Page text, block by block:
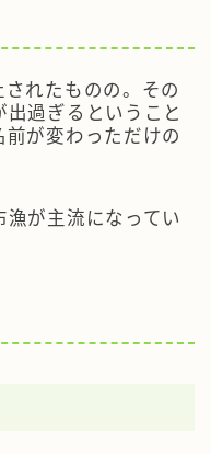
れたものの。その
過ぎるということ
が変わっただけの
が主流になってい